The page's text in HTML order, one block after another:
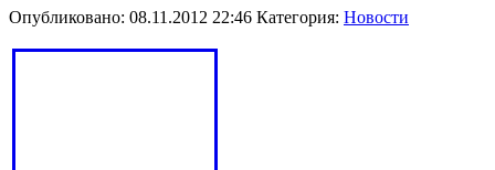
Опубликовано: 08.11.2012 22:46 Категория: Новости